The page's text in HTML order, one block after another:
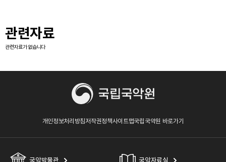
관련자료
관련자료가 없습니다
개인정보처리방침저작권정책사이트맵국립국악원 바로가기